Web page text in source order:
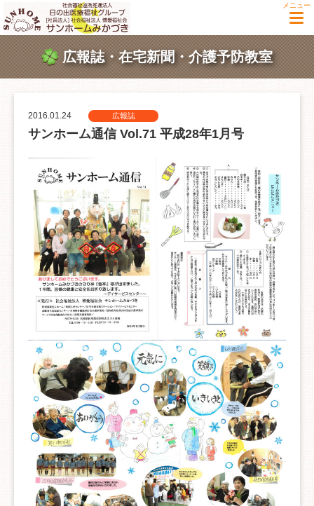
メニュー
広報誌・在宅新聞・介護予防教室
2016.01.24 広報誌
サンホーム通信 Vol.71 平成28年1月号